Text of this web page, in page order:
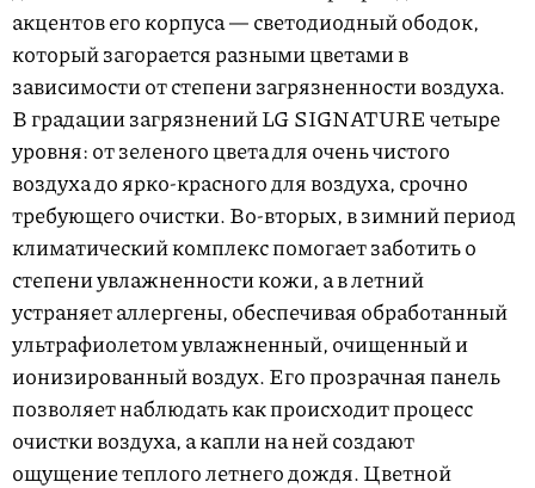
акцентов его корпуса — светодиодный ободок,
который загорается разными цветами в
зависимости от степени загрязненности воздуха.
В градации загрязнений LG SIGNATURE четыре
уровня: от зеленого цвета для очень чистого
воздуха до ярко-красного для воздуха, срочно
требующего очистки. Во-вторых, в зимний период
климатический комплекс помогает заботить о
степени увлажненности кожи, а в летний
устраняет аллергены, обеспечивая обработанный
ультрафиолетом увлажненный, очищенный и
ионизированный воздух. Его прозрачная панель
позволяет наблюдать как происходит процесс
очистки воздуха, а капли на ней создают
ощущение теплого летнего дождя. Цветной